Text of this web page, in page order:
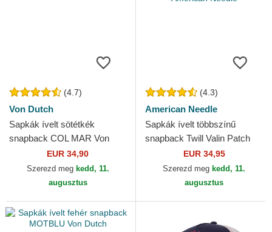
(4.7)
Von Dutch
Sapkák ívelt sötétkék
snapback COL MAR Von
EUR 34,90
Szerezd meg kedd, 11.
augusztus
(4.3)
American Needle
Sapkák ívelt többszínű
snapback Twill Valin Patch
American Needle
EUR 34,95
Szerezd meg kedd, 11.
augusztus